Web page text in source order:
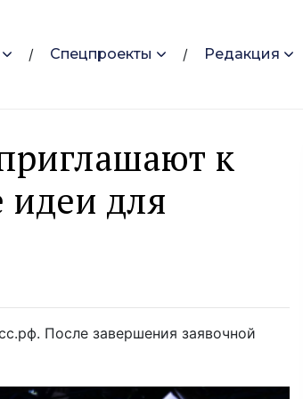
Спецпроекты Редакция
к
для
После завершения заявочной